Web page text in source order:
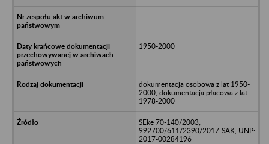
1950-2000
dokumentacja osobowa z lat 1950-
2000, dokumentacja płacowa z lat
1978-2000
SEke 70-140/2003;
992700/611/2390/2017-SAK, UNP:
2017-00284196